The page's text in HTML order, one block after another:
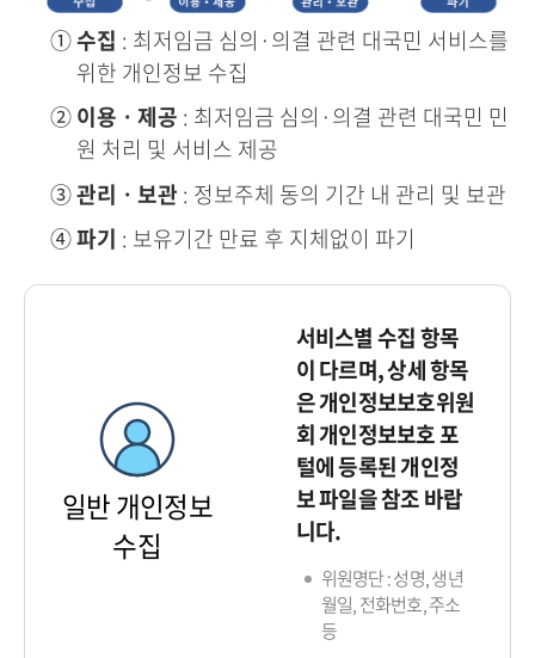
①수집 : 최저임금 심의·의결 관련 대국민 서비스를
위한 개인정보 수집
② 이용ㆍ제공 : 최저임금 심의·의결 관련 대국민 민
원 처리 및 서비스 제공
③관리ㆍ보관 : 정보주체 동의 기간 내 관리 및 보관
④파기 : 보유기간 만료 후 지체없이 파기
일반 개인정보
수집
서비스별 수집 항목
이 다르며, 상세 항목
은 개인정보보호위원
회 개인정보보호 포
털에 등록된 개인정
보 파일을 참조 바랍
니다.
위원명단 : 성명, 생년
월일, 전화번호, 주소
등